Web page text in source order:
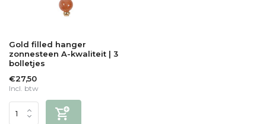
Gold filled hanger
zonnesteen A-kwaliteit | 3
bolletjes
€27,50
Incl. btw